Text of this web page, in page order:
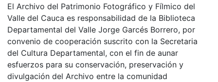
El Archivo del Patrimonio Fotográfico y Fílmico del
Valle del Cauca es responsabilidad de la Biblioteca
Departamental del Valle Jorge Garcés Borrero, por
convenio de cooperación suscrito con la Secretaria
del Cultura Departamental, con el fin de aunar
esfuerzos para su conservación, preservación y
divulgación del Archivo entre la comunidad